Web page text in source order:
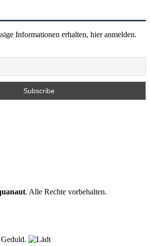
Informationen erhalten, hier anmelden.
. Alle Rechte vorbehalten.